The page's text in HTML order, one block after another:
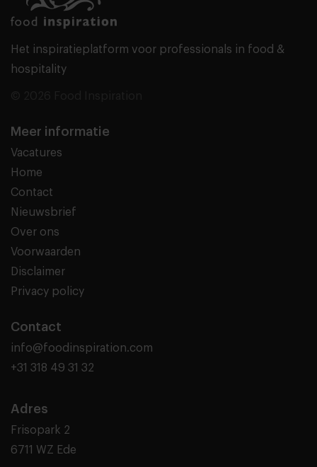
Het inspiratieplatform voor professionals in food &
hospitality
Meer informatie
Vacatures
Home
Contact
Nieuwsbrief
Over ons
Voorwaarden
Disclaimer
Privacy policy
Contact
info@foodinspiration.com
+31 318 49 31 32
Adres
Frisopark 2
6711 WZ Ede